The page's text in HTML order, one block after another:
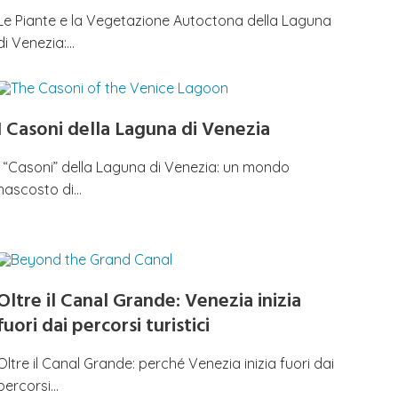
Piante e la Vegetazione Autoctona della Laguna
Venezia:…
Casoni della Laguna di Venezia
“Casoni” della Laguna di Venezia: un mondo
di…
il Canal Grande: Venezia inizia
dai percorsi turistici
il Canal Grande: perché Venezia inizia fuori dai